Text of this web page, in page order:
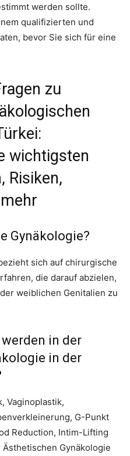
werden sollte.
qualifizierten und
bevor Sie sich für eine
zu
wichtigsten
Risiken,
Gynäkologie?
sich auf chirurgische
die darauf abzielen,
weiblichen Genitalien zu
in der
in der
Vaginoplastik,
G-Punkt
Reduction, Intim-Lifting
Gynäkologie